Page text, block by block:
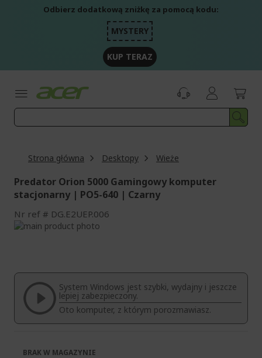
Odbierz dodatkową zniżkę za pomocą kodu:
MYSTERY
KUP TERAZ
Strona główna Desktopy Wieże
Predator Orion 5000 Gamingowy komputer
stacjonarny | PO5-640 | Czarny
Nr ref DG.E2UEP.006
Przejdź
galerii
System Windows jest szybki, wydajny i jeszcze
lepiej zabezpieczony.
Oto komputer, z którym porozmawiasz.
BRAK W MAGAZYNIE